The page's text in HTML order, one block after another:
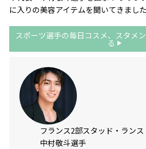
に入りの美容アイテムを聞いてきました
スポーツ選手の毎日コスメ、スタメ
る
フランス2部スタッド・ランス
中村敬斗選手